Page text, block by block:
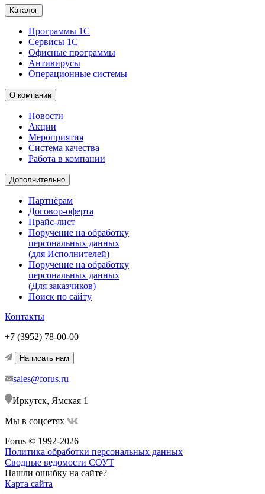
Каталог
Программы 1С
Сервисы 1С
Офисные программы
Антивирусы
Операционные системы
О компании
Новости
Акции
Мероприятия
Система качества
Работа в компании
Дополнительно
Партнёрам
Договор-оферта
Прайс-лист
Поручение на обработку
персональных данных
(для Исполнителей)
Поручение на обработку
персональных данных
(Для заказчиков)
Поиск по сайту
Контакты
+7 (3952) 78-00-00
Написать нам
sales@forus.ru
Иркутск, Ямская 1
Мы в соцсетях
Forus © 1992-2026
Политика обработки персональных данных
Сводные ведомости СОУТ
Нашли ошибку на сайте?
Карта сайта